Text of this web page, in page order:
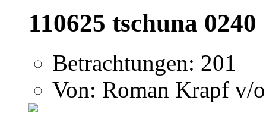
110625 tschuna 0240
Betrachtungen: 201
Von: Roman Krapf v/